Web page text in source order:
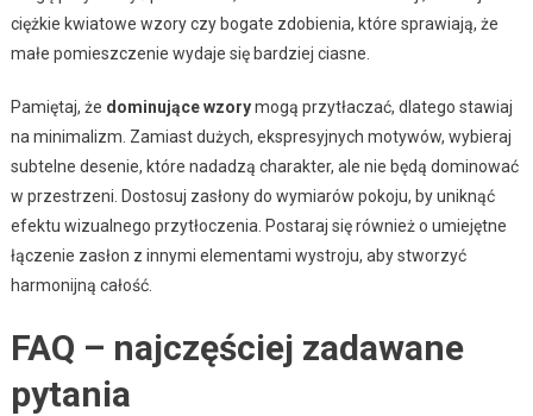
ciężkie kwiatowe wzory czy bogate zdobienia, które sprawiają, że
małe pomieszczenie wydaje się bardziej ciasne.
Pamiętaj, że dominujące wzorymogą przytłaczać, dlatego stawiaj
na minimalizm. Zamiast dużych, ekspresyjnych motywów, wybieraj
subtelne desenie, które nadadzą charakter, ale nie będą dominować
w przestrzeni. Dostosuj zasłony do wymiarów pokoju, by uniknąć
efektu wizualnego przytłoczenia. Postaraj się również o umiejętne
łączenie zasłon z innymi elementami wystroju, aby stworzyć
harmonijną całość.
FAQ – najczęściej zadawane
pytania